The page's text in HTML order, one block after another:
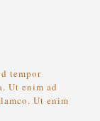
tempor
Ut enim ad
Ut enim